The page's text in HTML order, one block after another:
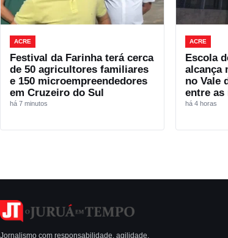
ACRE
Festival da Farinha terá cerca
de 50 agricultores familiares
e 150 microempreendedores
em Cruzeiro do Sul
há 7 minutos
ACRE
Escola
alcança
no Vale
entre as
há 4 horas
Jornalismo com responsabilidade, agilidade,